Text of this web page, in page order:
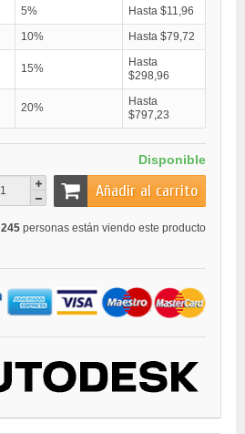
5%
Hasta $11,96
10% Hasta $79,72
15%
Hasta
$298,96
20%
Hasta
$797,23
Disponible
Añadir al carrito
245 personas están viendo este producto